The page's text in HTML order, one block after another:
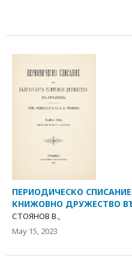
ПЕРИОДИЧЕСКО
КНИЖОВНО ДРУЖЕСТВО ВЪ
СТОЯНОВ В.,
May 15, 2023